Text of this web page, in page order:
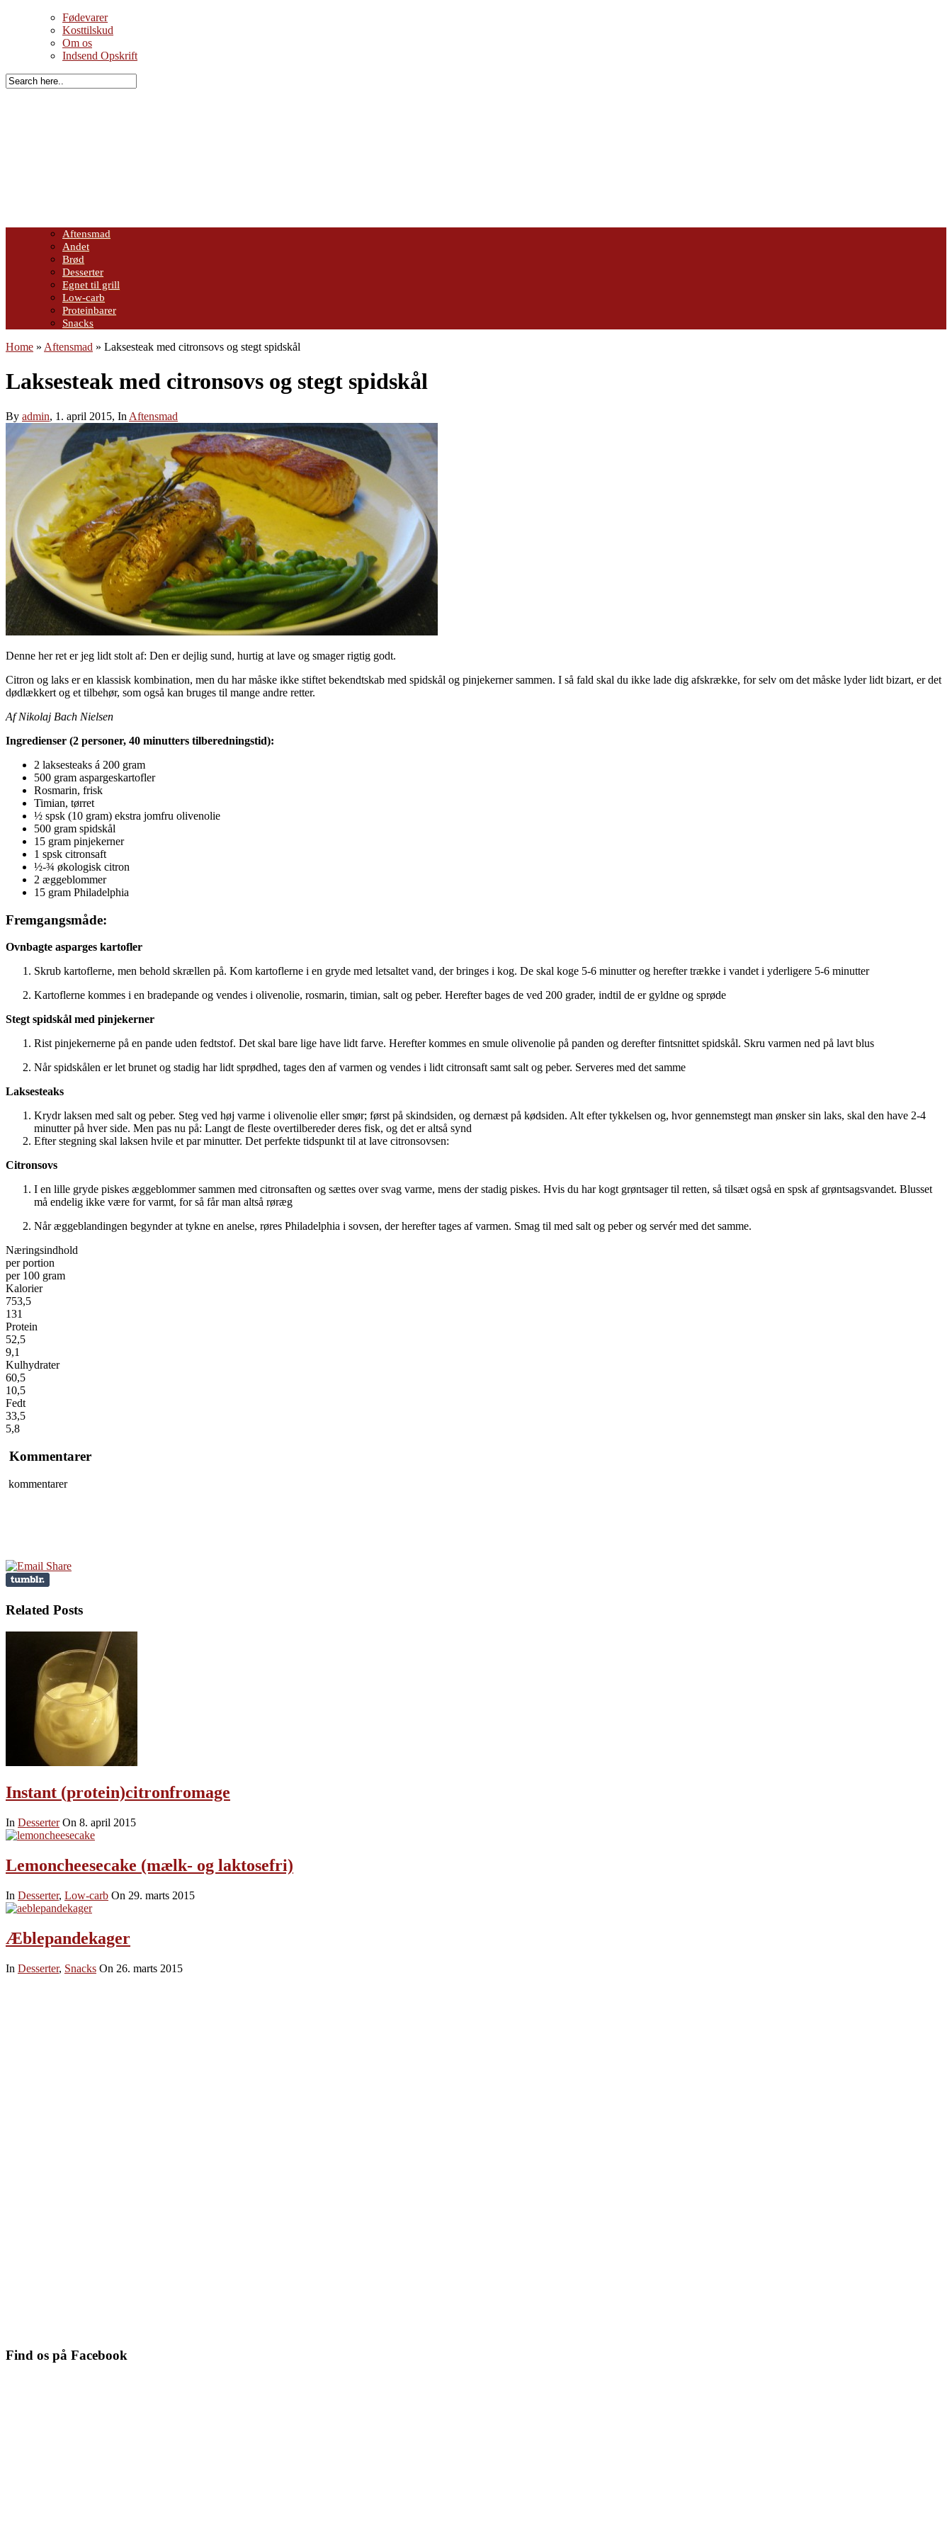
Fødevarer
Kosttilskud
Om os
Indsend Opskrift
Aftensmad
Andet
Brød
Desserter
Egnet til grill
Low-carb
Proteinbarer
Snacks
Home » Aftensmad » Laksesteak med citronsovs og stegt spidskål
Laksesteak med citronsovs og stegt spidskål
By admin, 1. april 2015, In Aftensmad
Denne her ret er jeg lidt stolt af: Den er dejlig sund, hurtig at lave og smager rigtig godt.
Citron og laks er en klassisk kombination, men du har måske ikke stiftet bekendtskab med spidskål og pinjekerner sammen. I så fald skal du ikke lade dig afskrække, for selv om det måske lyder lidt bizart, er det
dødlækkert og et tilbehør, som også kan bruges til mange andre retter.
Af Nikolaj Bach Nielsen
Ingredienser (2 personer, 40 minutters tilberedningstid):
2 laksesteaks á 200 gram
500 gram aspargeskartofler
Rosmarin, frisk
Timian, tørret
½ spsk (10 gram) ekstra jomfru olivenolie
500 gram spidskål
15 gram pinjekerner
1 spsk citronsaft
½-¾ økologisk citron
2 æggeblommer
15 gram Philadelphia
Fremgangsmåde:
Ovnbagte asparges kartofler
Skrub kartoflerne, men behold skrællen på. Kom kartoflerne i en gryde med letsaltet vand, der bringes i kog. De skal koge 5-6 minutter og herefter trække i vandet i yderligere 5-6 minutter
Kartoflerne kommes i en bradepande og vendes i olivenolie, rosmarin, timian, salt og peber. Herefter bages de ved 200 grader, indtil de er gyldne og sprøde
Stegt spidskål med pinjekerner
Rist pinjekernerne på en pande uden fedtstof. Det skal bare lige have lidt farve. Herefter kommes en smule olivenolie på panden og derefter fintsnittet spidskål. Skru varmen ned på lavt blus
Når spidskålen er let brunet og stadig har lidt sprødhed, tages den af varmen og vendes i lidt citronsaft samt salt og peber. Serveres med det samme
Laksesteaks
Krydr laksen med salt og peber. Steg ved høj varme i olivenolie eller smør; først på skindsiden, og dernæst på kødsiden. Alt efter tykkelsen og, hvor gennemstegt man ønsker sin laks, skal den have 2-4
minutter på hver side. Men pas nu på: Langt de fleste overtilbereder deres fisk, og det er altså synd
Efter stegning skal laksen hvile et par minutter. Det perfekte tidspunkt til at lave citronsovsen:
Citronsovs
I en lille gryde piskes æggeblommer sammen med citronsaften og sættes over svag varme, mens der stadig piskes. Hvis du har kogt grøntsager til retten, så tilsæt også en spsk af grøntsagsvandet. Blusset
må endelig ikke være for varmt, for så får man altså røræg
Når æggeblandingen begynder at tykne en anelse, røres Philadelphia i sovsen, der herefter tages af varmen. Smag til med salt og peber og servér med det samme.
Næringsindhold
per portion
per 100 gram
Kalorier
753,5
131
Protein
52,5
9,1
Kulhydrater
60,5
10,5
Fedt
33,5
5,8
Kommentarer
kommentarer
Related Posts
Instant (protein)citronfromage
In Desserter On 8. april 2015
Lemoncheesecake (mælk- og laktosefri)
In Desserter, Low-carb On 29. marts 2015
Æblepandekager
In Desserter, Snacks On 26. marts 2015
Find os på Facebook